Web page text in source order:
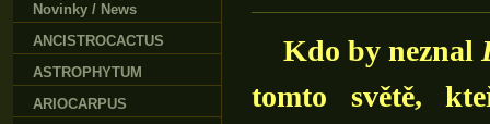
Kdo by neznal
tomto světě,
Novinky / News
ANCISTROCACTUS
ASTROPHYTUM
ARIOCARPUS